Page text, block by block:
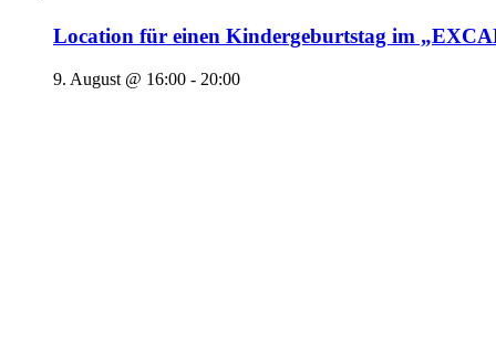
Location für einen Kindergeburtstag im
9. August @ 16:00 - 20:00